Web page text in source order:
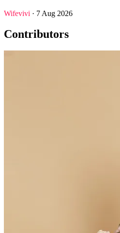
Wifevivi · 7 Aug 2026
Contributors